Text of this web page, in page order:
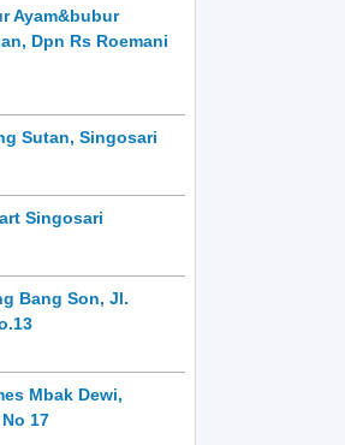
Ayam&bubur
Dpn Rs Roemani
Sutan, Singosari
Singosari
Bang Son, Jl.
Mbak Dewi,
17